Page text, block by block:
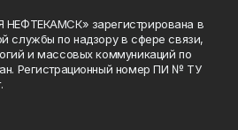
НЕФТЕКАМСК» зарегистрирована в
службы по надзору в сфере связи,
и массовых коммуникаций по
Регистрационный номер ПИ № ТУ